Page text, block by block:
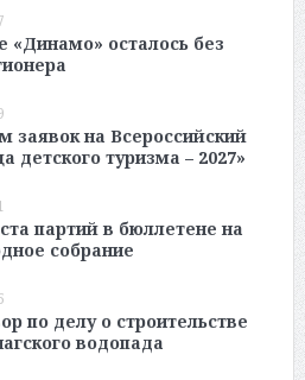
«Динамо» осталось без
заявок на Всероссийский
детского туризма – 2027»
партий в бюллетене на
собрание
по делу о строительстве
водопада